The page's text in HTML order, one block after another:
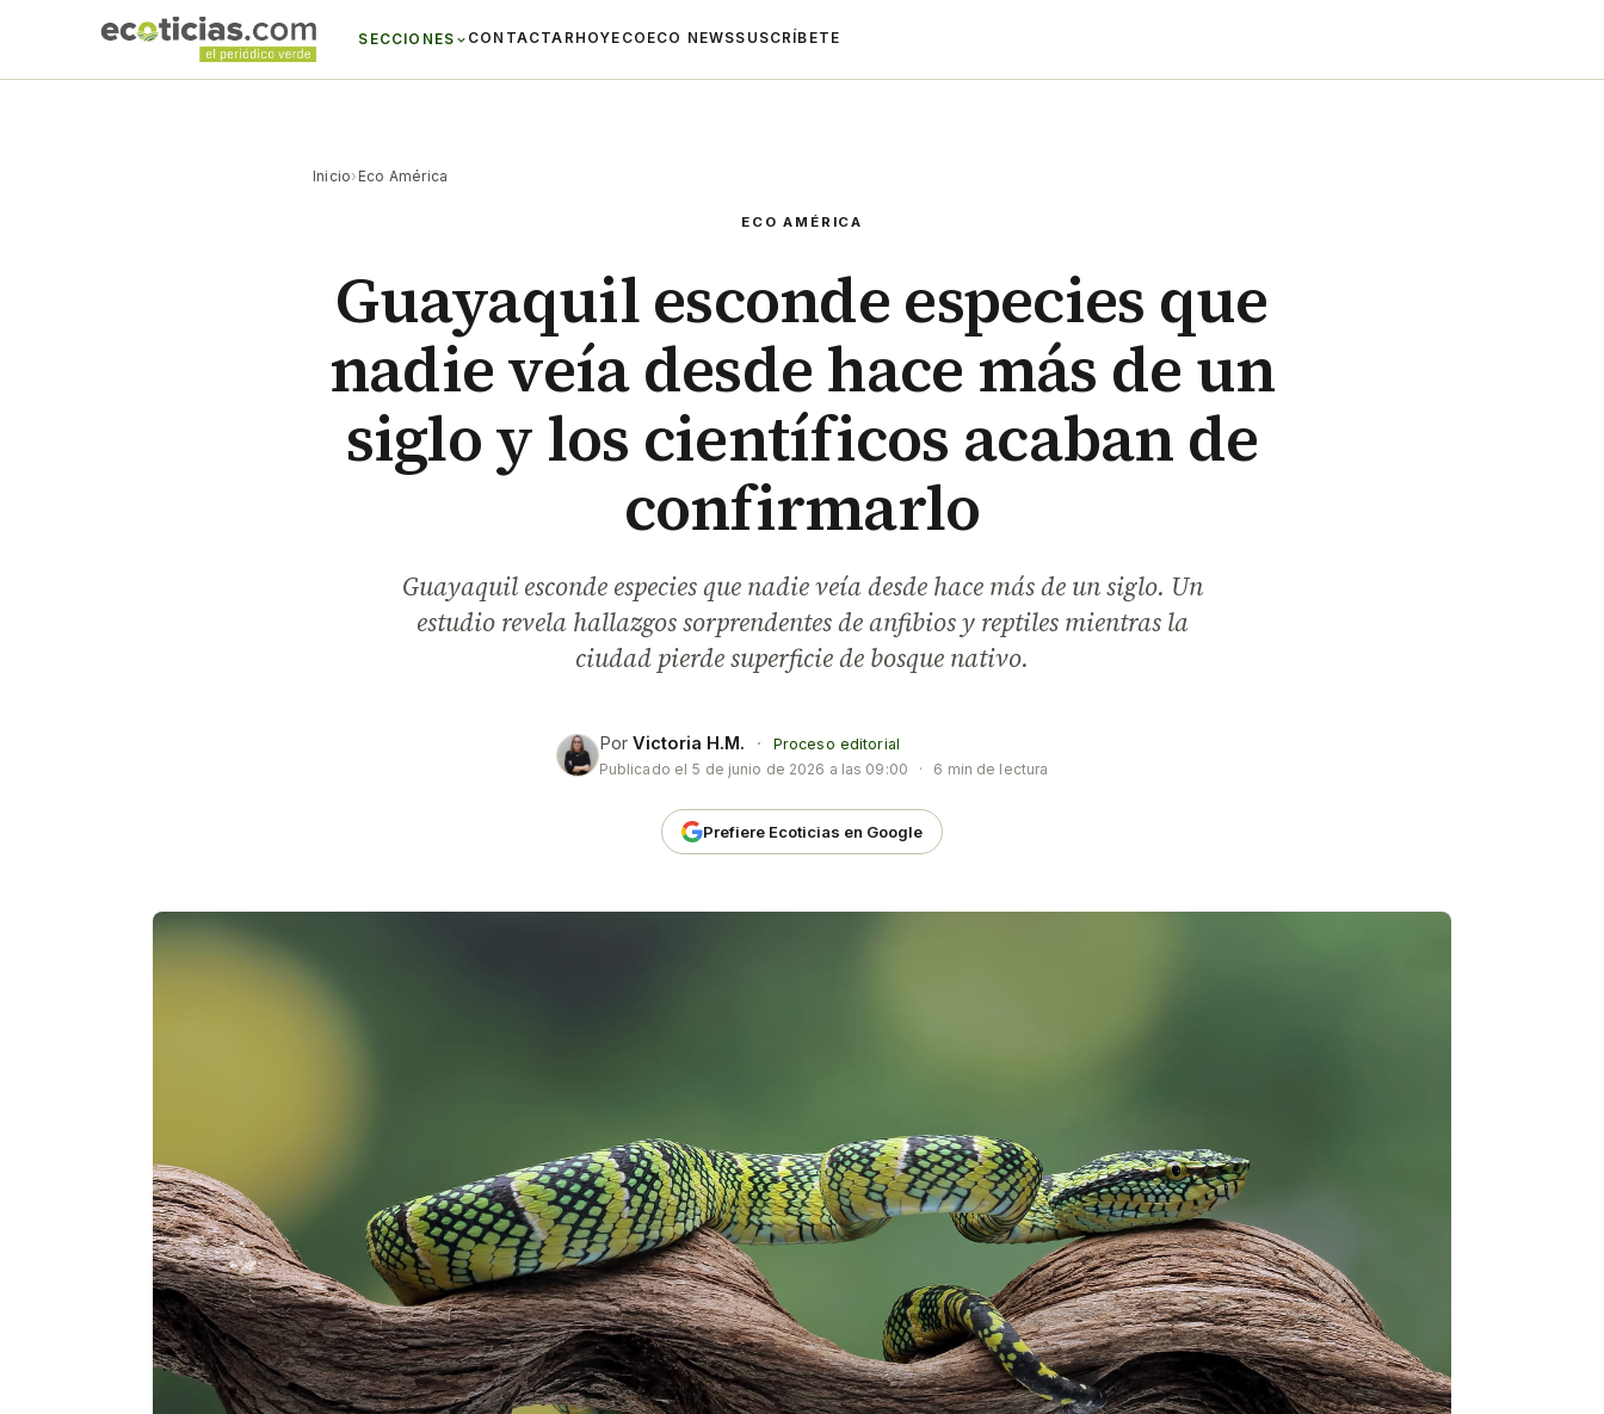
SECCIONES CONTACTAR HOYECO ECO NEWSSUSCRÍBETE
Inicio› Eco América
ECO AMÉRICA
Guayaquil esconde especies que
nadie veía desde hace más de un
siglo y los científicos acaban de
confirmarlo
Guayaquil esconde especies que nadie veía desde hace más de un siglo. Un
estudio revela hallazgos sorprendentes de anfibios y reptiles mientras la
ciudad pierde superficie de bosque nativo.
Por Victoria H.M. ·
Proceso editorial
Publicado el 5 de junio de 2026 a las 09:00 · 6 min de lectura
Prefiere Ecoticias en Google